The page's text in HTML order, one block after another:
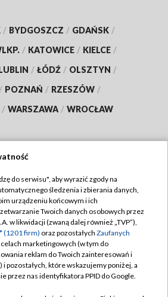
/ BYDGOSZCZ / GDAŃSK /
/ KATOWICE / KIELCE /
/ ŁÓDŹ / OLSZTYN /
/ POZNAŃ / RZESZÓW /
/ WARSZAWA / WROCŁAW
TVP
TVP
Cyfrowa
Regulamin TVP
prywatności
Moje zgody
Pomoc
do serwisu", aby wyrazić zgody na
śledzenia i zbierania danych,
urządzeniu końcowym i ich
Twoich danych osobowych przez
w likwidacji (zwaną dalej również „TVP”),
(1201 firm) oraz pozostałych Zaufanych
celach marketingowych (w tym do
reklam do Twoich zainteresowań i
pozostałych, które wskazujemy poniżej, a
przez nas identyfikatora PPID do Google.